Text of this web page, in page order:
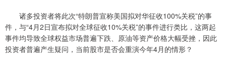
诸多投资者将此次“特朗普宣称美国拟对华征收100%关税”的事
件，与“4月2日宣布拟对全球征收10%关税”的事件进行类比，这两起
事件均导致全球权益市场普遍下跌、原油等资产价格大幅受挫，因此
投资者普遍产生疑问，当前股市是否会重演今年4月的情形？